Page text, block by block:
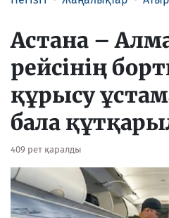
Астана –
рейсінің
құрысу
бала
409 рет қаралды